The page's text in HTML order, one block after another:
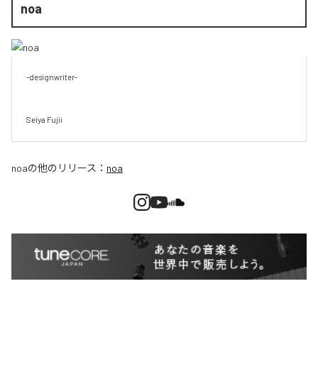
noa
-designwriter-
Seiya Fujii
noaの他のリリース： noa